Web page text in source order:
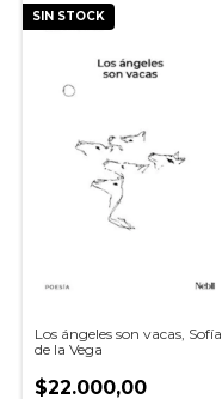
SIN STOCK
Los ángeles son vacas, Sofía
de la Vega
$22.000,00